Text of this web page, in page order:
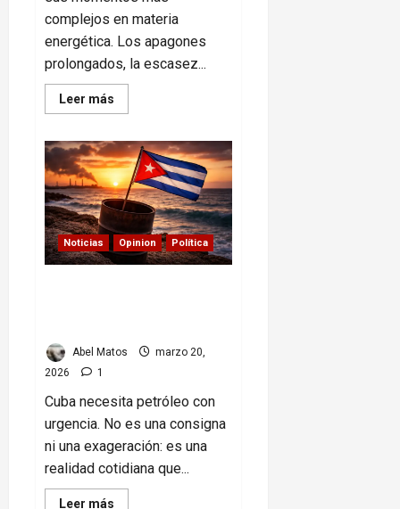
complejos en materia
energética. Los apagones
prolongados, la escasez...
Leer más
more
hoy:
crisis
energética,
ayuda
que
llega
señales
de
solidaridad
Noticias Opinion Política
Abel Matos
marzo 20,
2026
1
Cuba necesita petróleo con
urgencia. No es una consigna
ni una exageración: es una
realidad cotidiana que...
Leer más